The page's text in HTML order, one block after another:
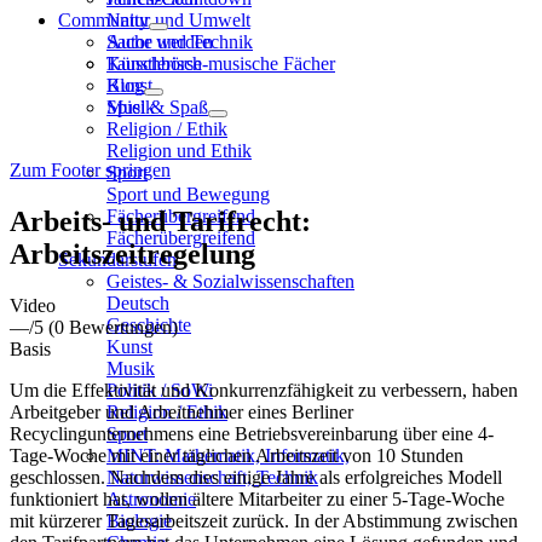
Natur und Umwelt
Sache und Technik
Künstlerisch-musische Fächer
Kunst
Musik
Religion / Ethik
Religion und Ethik
Sport
Sport und Bewegung
Fächerübergreifend
Fächerübergreifend
Sekundarstufen
Geistes- & Sozialwissenschaften
Deutsch
Geschichte
Kunst
Musik
Politik / SoWi
Religion / Ethik
Sport
MINT: Mathematik, Informatik,
Naturwissenschaft, Technik
Astronomie
Biologie
Community
Autor werden
Tauschbörse
Blog
Spiel & Spaß
Zum Footer springen
Arbeits- und Tarifrecht:
Arbeitszeitregelung
Video
—/5 (0 Bewertungen)
Basis
Um die Effektivität und Konkurrenzfähigkeit zu verbessern, haben
Arbeitgeber und Arbeitnehmer eines Berliner
Recyclingunternehmens eine Betriebsvereinbarung über eine 4-
Tage-Woche mit einer täglichen Arbeitszeit von 10 Stunden
geschlossen. Nachdem dies einige Jahre als erfolgreiches Modell
funktioniert hat, wollen ältere Mitarbeiter zu einer 5-Tage-Woche
mit kürzerer Tagesarbeitszeit zurück. In der Abstimmung zwischen